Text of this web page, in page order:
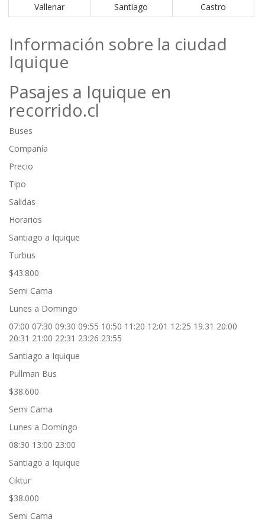
Vallenar Santiago Castro
Información sobre la ciudad
Iquique
Pasajes a Iquique en
recorrido.cl
Buses
Compañía
Precio
Tipo
Salidas
Horarios
Santiago a Iquique
Turbus
$43.800
Semi Cama
Lunes a Domingo
07:00 07:30 09:30 09:55 10:50 11:20 12:01 12:25 19.31 20:00
20:31 21:00 22:31 23:26 23:55
Santiago a Iquique
Pullman Bus
$38.600
Semi Cama
Lunes a Domingo
08:30 13:00 23:00
Santiago a Iquique
Ciktur
$38.000
Semi Cama